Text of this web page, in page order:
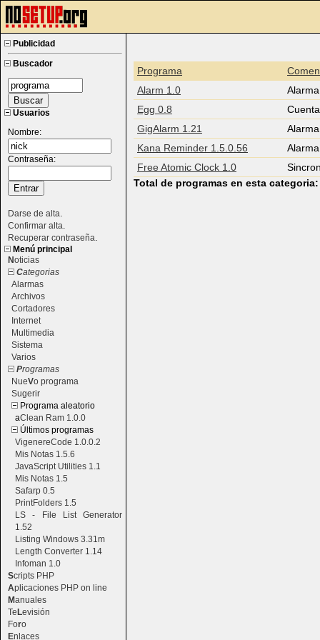
Publicidad
Buscador
Usuarios
Nombre:
Contraseña:
Darse de alta
Confirmar alta
Recuperar contraseña
Menú principal
Noticias
Categorias
Alarmas
Archivos
Cortadores
Internet
Multimedia
Sistema
Varios
Programas
NueVo programa
Sugerir
Programa aleatorio
aClean Ram 1.0.0
Últimos programas
VigenereCode 1.0.0.2
Mis Notas 1.5.6
JavaScript Utilities 1.1
Mis Notas 1.5
Safarp 0.5
PrintFolders 1.5
LS - File List Generator
1.52
Listing Windows 3.31m
Length Converter 1.14
Infoman 1.0
Scripts PHP
Aplicaciones PHP on line
Manuales
TeLevisión
Foro
Enlaces
Programa
Alarm 1.0
Alarma
Egg 0.8
GigAlarm 1.21
Alarma
Kana Reminder 1.5.0.56
Alarma
Free Atomic Clock 1.0
Total de programas en esta